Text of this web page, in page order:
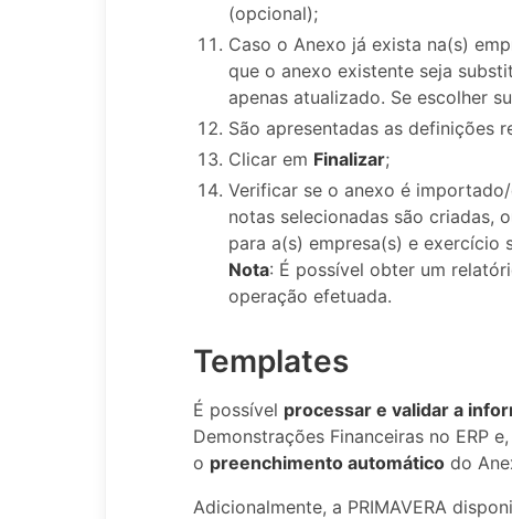
(opcional);
Caso o Anexo já exista na(s)
que o anexo existente seja
apenas atualizado. Se escolher
São apresentadas as definições
Clicar em Finalizar;
Verificar se o anexo é
notas selecionadas são criadas,
para a(s) empresa(s) e exercício
Nota: É possível obter um
operação efetuada.
Templates
É possível processar e validar a
Demonstrações Financeiras no ERP
o preenchimento automático do
Adicionalmente, a PRIMAVERA